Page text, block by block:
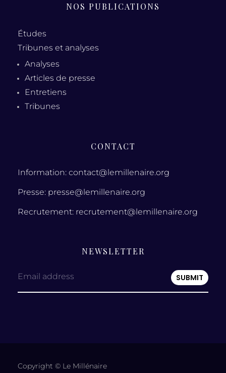
NOS PUBLICATIONS
Études
Tribunes et analyses
Analyses
Articles de presse
Entretiens
Tribunes
CONTACT
Information: contact@lemillenaire.org
Presse: presse@lemillenaire.org
Recrutement: recrutement@lemillenaire.org
NEWSLETTER
Email address
Copyright © Le Millénaire